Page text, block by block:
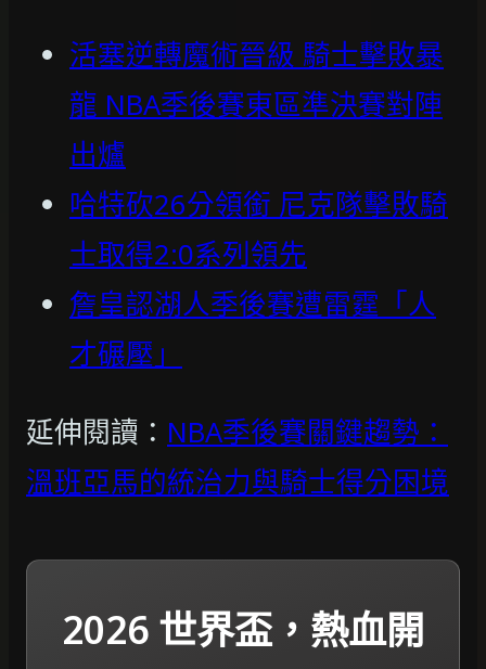
活塞逆轉魔術晉級 騎士擊敗暴
龍 NBA季後賽東區準決賽對陣
出爐
哈特砍26分領銜 尼克隊擊敗騎
士取得2:0系列領先
詹皇認湖人季後賽遭雷霆「人
才碾壓」
延伸閱讀： NBA季後賽關鍵趨勢：
溫班亞馬的統治力與騎士得分困境
2026 世界盃，熱血開